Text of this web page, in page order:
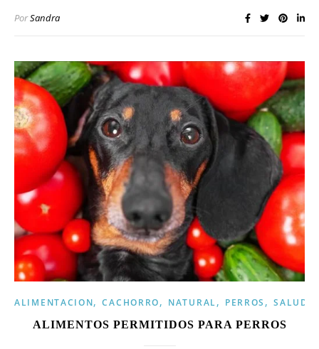
PorSandra
ALIMENTACION,CACHORRO, NATURAL, PERROS ,SALUD
ALIMENTOS PERMITIDOS PARA PERROS